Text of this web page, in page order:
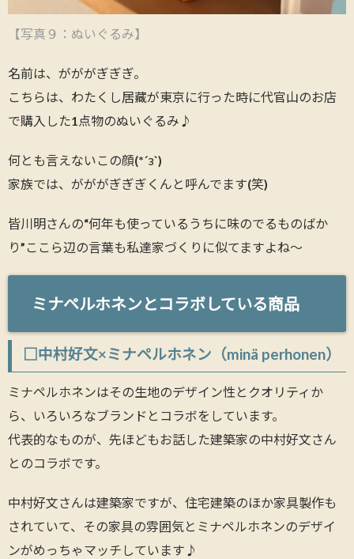
【写真９：ぬいぐるみ】
名前は、がががぎぎぎ。
こちらは、わたくし居藏が東京に行った時に代官山のお店
で購入した1点物のぬいぐるみ♪
何とも言えないこの顔(*´з`)
家族では、がががぎぎぎくんと呼んでます(笑)
皆川明さんの“何年も使っているうちに味のでるものばか
り”ここら辺の言葉も私達家づくりに似てますよね～
ミナペルホネンとコラボしている商品
□中村好文×ミナペルホネン（minä perhonen）
ミナペルホネンはその生地のデザイン性とクオリティか
ら、いろいろなブランドとコラボをしています。
代表的なものが、先ほどもお話した建築家の中村好文さん
とのコラボです。
中村好文さんは建築家ですが、住宅建築のほか家具製作も
されていて、その家具の雰囲気とミナペルホネンのデザイ
ンがめっちゃマッチしています♪